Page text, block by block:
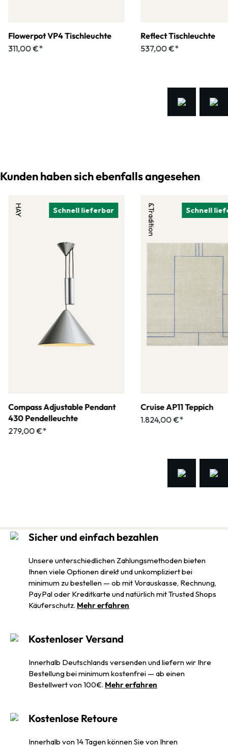
Flowerpot VP4 Tischleuchte
311,00 €*
Reflect Tischleuchte
537,00 €*
Kunden haben sich ebenfalls angesehen
Schnell lieferbar
HAY
Compass Adjustable Pendant
430 Pendelleuchte
279,00 €*
Schnell
&Tradition
Cruise AP11 Teppich
1.824,00 €*
Sicher und einfach bezahlen
Unsere unterschiedlichen Zahlungsmethoden bieten
Ihnen viele Optionen direkt und unkompliziert bei
minimum zu bestellen — ob mit Vorauskasse, Rechnung,
PayPal oder Kreditkarte und natürlich mit Trusted Shops
Käuferschutz. Mehr erfahren
Kostenloser Versand
Innerhalb Deutschlands versenden und liefern wir Ihre
Bestellung bei minimum kostenfrei — ab einen
Bestellwert von 100€. Mehr erfahren
Kostenlose Retoure
Innerhalb von 14 Tagen können Sie von Ihren